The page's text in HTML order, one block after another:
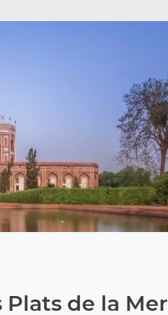
Plats de la Mer